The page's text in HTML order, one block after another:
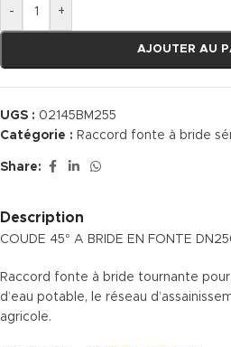
- +
AJOUTER AU
UGS : 02145BM255
Catégorie : Raccord fonte à bride
Share:
Description
COUDE 45° A BRIDE EN FONTE
Raccord fonte à bride tournante pour
d’eau potable, le réseau
agricole.